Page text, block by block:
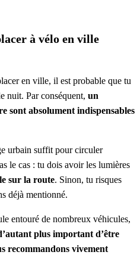
à vélo en ville
en ville, il est probable que tu
nuit. Par conséquent, un
sont absolument indispensables
urbain suffit pour circuler
le cas : tu dois avoir les lumières
sur la route. Sinon, tu risques
déjà mentionné.
entouré de nombreux véhicules,
plus important d’être
recommandons vivement